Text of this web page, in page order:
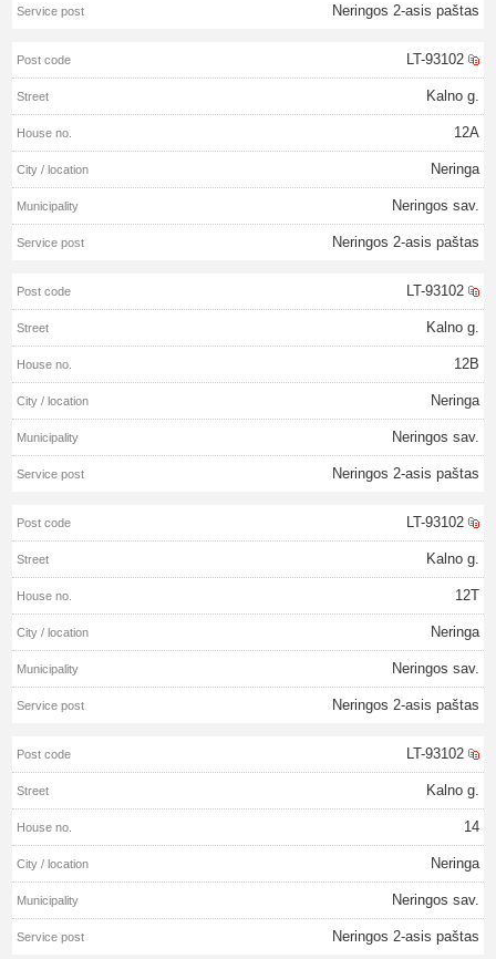
Neringos 2-asis paštas
LT-93102
Kalno g.
12A
Neringa
Neringos sav.
Neringos 2-asis paštas
LT-93102
Kalno g.
12B
Neringa
Neringos sav.
Neringos 2-asis paštas
LT-93102
Kalno g.
12T
Neringa
Neringos sav.
Neringos 2-asis paštas
LT-93102
Kalno g.
14
Neringa
Neringos sav.
Neringos 2-asis paštas